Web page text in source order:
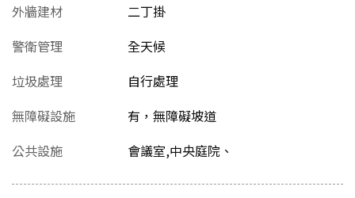
外牆建材
二丁掛
警衛管理
全天候
垃圾處理
自行處理
無障礙設施
有，無障礙坡道
公共設施
會議室,中央庭院、